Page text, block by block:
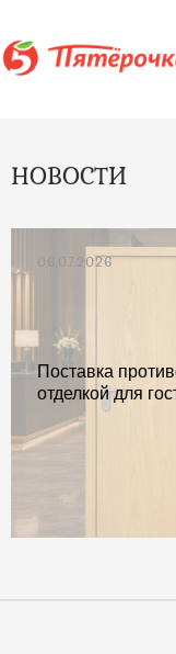
НОВОСТИ
06.07.2026
Поставка
отделкой для